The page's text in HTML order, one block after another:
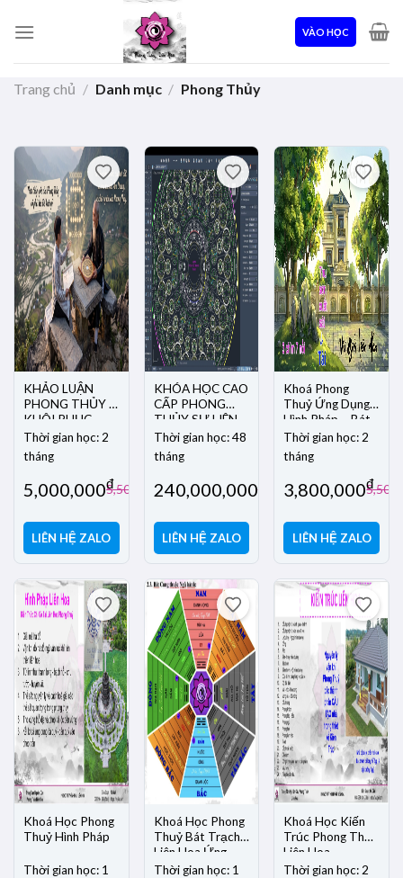
VÀO HỌC
Trang chủ / Danh mục / Phong Thủy
KHẢO LUẬN
PHONG THỦY –
KHÔI PHỤC
NGUYÊN LÝ GỐC
Thời gian học: 2
tháng
5,000,000đ
5,500,000đ
LIÊN HỆ ZALO
KHÓA HỌC CAO
CẤP PHONG
THỦY SƯ LIÊN
HOA
Thời gian học: 48
tháng
240,000,000250,000,000đ
LIÊN HỆ ZALO
Khoá Phong
Thuỷ Ứng Dụng
Hình Pháp – Bát
Trạch 2026
Thời gian học: 2
tháng
3,800,000đ
LIÊN HỆ ZALO
Khoá Học Phong
Thuỷ Hình Pháp
Thời gian học: 1
Khoá Học Phong
Thuỷ Bát Trạch
Liên Hoa Ứng
Dụng
Thời gian học: 1
Khoá Học Kiến
Trúc Phong Thuỷ
Liên Hoa
Thời gian học: 2